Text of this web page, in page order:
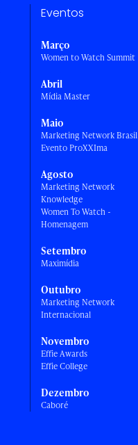
Eventos
Março
Women to Watch Summit
Abril
Mídia Master
Maio
Marketing Network Brasil
Evento ProXXIma
Agosto
Marketing Network
Knowledge
Women To Watch -
Homenagem
Setembro
Maximídia
Outubro
Marketing Network
Internacional
Novembro
Effie Awards
Effie College
Dezembro
Caboré